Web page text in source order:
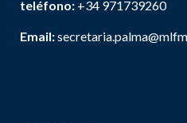
teléfono: +34 971739260
Email: